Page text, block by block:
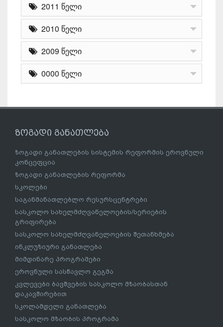
2011 წელი
2010 წელი
2009 წელი
0000 წელი
ზოგადი განათლება
ზოგადი განათლების სისტემის რეფორმის ეროვნული
კონცეფცია
ზოგადი განათლების რეფორმა
სკოლები
საგანმანათლებლო რესურსცენტრები
სასკოლო სახელმძღვანელოების/სერიების
გრიფირება
სასკოლო სახელმძღვანელოების შეთანხმება
ინკლუზიური განათლება
მიმდინარე პროგრამები
ეროვნული სასწავლო გეგმა
კვლევები ბავშვების სასკოლო მზაობასთან
დაკავშირებით
სკოლამდელი განათლება
სასკოლო მზაობის პროგრამა